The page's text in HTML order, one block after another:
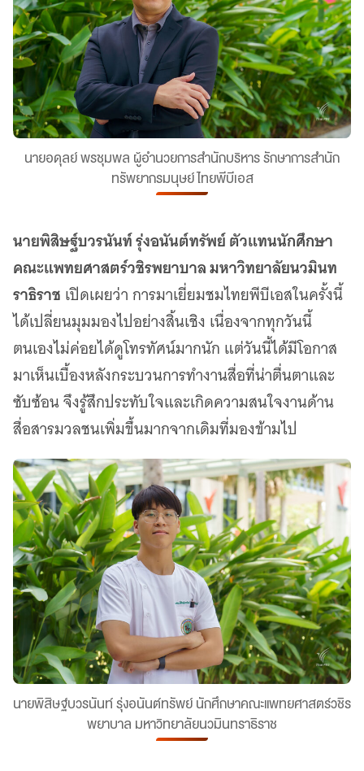
นายอดุลย์ พรชุมพล ผู้อำนวยการสำนักบริหาร รักษาการสำนัก
ทรัพยากรมนุษย์ ไทยพีบีเอส
นายพิสิษฐ์บวรนันท์ รุ่งอนันต์ทรัพย์ ตัวแทนนักศึกษา
คณะแพทยศาสตร์วชิรพยาบาล มหาวิทยาลัยนวมินท
ราธิราช เปิดเผยว่า การมาเยี่ยมชมไทยพีบีเอสในครั้งนี้
ได้เปลี่ยนมุมมองไปอย่างสิ้นเชิง เนื่องจากทุกวันนี้
ตนเองไม่ค่อยได้ดูโทรทัศน์มากนัก แต่วันนี้ได้มีโอกาส
มาเห็นเบื้องหลังกระบวนการทำงานสื่อที่น่าตื่นตาและ
ซับซ้อน จึงรู้สึกประทับใจและเกิดความสนใจงานด้าน
สื่อสารมวลชนเพิ่มขึ้นมากจากเดิมที่มองข้ามไป
นายพิสิษฐ์บวรนันท์ รุ่งอนันต์ทรัพย์ นักศึกษาคณะแพทยศาสตร์วชิร
พยาบาล มหาวิทยาลัยนวมินทราธิราช